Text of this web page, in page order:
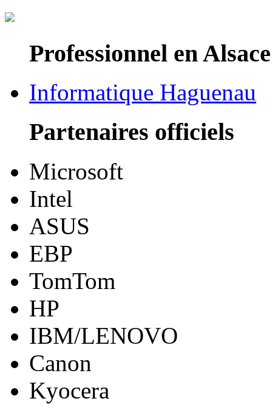
Professionnel en Alsace
Informatique Haguenau
Partenaires officiels
Microsoft
Intel
ASUS
EBP
TomTom
HP
IBM/LENOVO
Canon
Kyocera